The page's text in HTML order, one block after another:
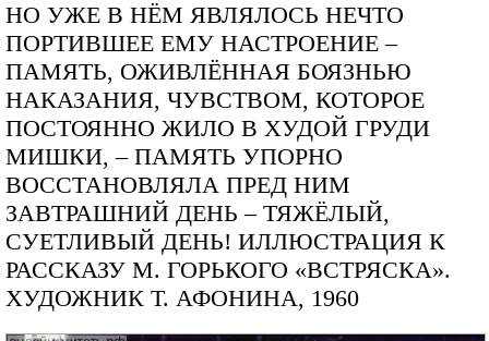
НО УЖЕ В НЁМ ЯВЛЯЛОСЬ НЕЧТО
ПОРТИВШЕЕ ЕМУ НАСТРОЕНИЕ –
ПАМЯТЬ, ОЖИВЛЁННАЯ БОЯЗНЬЮ
НАКАЗАНИЯ, ЧУВСТВОМ, КОТОРОЕ
ПОСТОЯННО ЖИЛО В ХУДОЙ ГРУДИ
МИШКИ, – ПАМЯТЬ УПОРНО
ВОССТАНОВЛЯЛА ПРЕД НИМ
ЗАВТРАШНИЙ ДЕНЬ – ТЯЖЁЛЫЙ,
СУЕТЛИВЫЙ ДЕНЬ! ИЛЛЮСТРАЦИЯ К
РАССКАЗУ М. ГОРЬКОГО «ВСТРЯСКА».
ХУДОЖНИК Т. АФОНИНА, 1960